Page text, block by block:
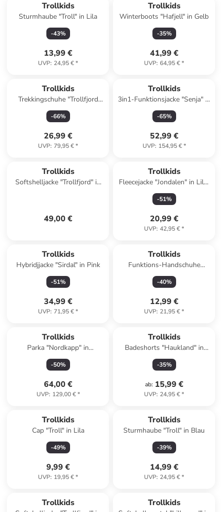
Trollkids
Sturmhaube "Troll" in Lila
-43%
13,99 €
UVP: 24,95 €*
Trollkids
Winterboots "Hafjell" in Gelb
-35%
41,99 €
UVP: 64,95 €*
Trollkids
Trekkingschuhe "Trollfjord
Low" in Blau
-66%
26,99 €
UVP: 79,95 €*
Trollkids
3in1-Funktionsjacke "Senja" in
Lila/ Dunkelblau
-65%
52,99 €
UVP: 154,95 €*
Trollkids
Softshelljacke "Trollfjord" in
49,00 €
Trollkids
Fleecejacke "Jondalen" in Lila/
Schwarz
-51%
20,99 €
UVP: 42,95 €*
Trollkids
Hybridjjacke "Sirdal" in Pink
-51%
34,99 €
UVP: 71,95 €*
Trollkids
Funktions-Handschuhe
"Trolltunga" in Petrol
-40%
12,99 €
UVP: 21,95 €*
Trollkids
Parka "Nordkapp" in
Hellbraun
-50%
64,00 €
UVP: 129,00 €*
Trollkids
Badeshorts "Haukland" in
Grün/ Schwarz
-35%
ab: 15,99 €
UVP: 24,95 €*
Trollkids
Cap "Troll" in Lila
-49%
9,99 €
UVP: 19,95 €*
Trollkids
Sturmhaube "Troll" in Blau
-39%
14,99 €
UVP: 24,95 €*
Trollkids Trollkids